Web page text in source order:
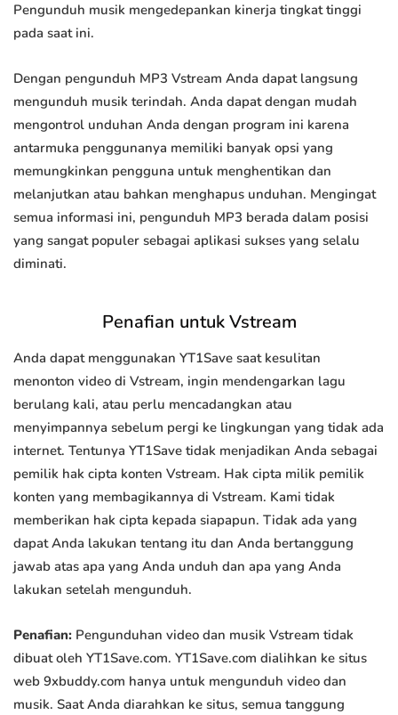
Pengunduh musik mengedepankan kinerja tingkat tinggi
pada saat ini.
Dengan pengunduh MP3 Vstream Anda dapat langsung
mengunduh musik terindah. Anda dapat dengan mudah
mengontrol unduhan Anda dengan program ini karena
antarmuka penggunanya memiliki banyak opsi yang
memungkinkan pengguna untuk menghentikan dan
melanjutkan atau bahkan menghapus unduhan. Mengingat
semua informasi ini, pengunduh MP3 berada dalam posisi
yang sangat populer sebagai aplikasi sukses yang selalu
diminati.
Penafian untuk Vstream
Anda dapat menggunakan YT1Save saat kesulitan
menonton video di Vstream, ingin mendengarkan lagu
berulang kali, atau perlu mencadangkan atau
menyimpannya sebelum pergi ke lingkungan yang tidak ada
internet. Tentunya YT1Save tidak menjadikan Anda sebagai
pemilik hak cipta konten Vstream. Hak cipta milik pemilik
konten yang membagikannya di Vstream. Kami tidak
memberikan hak cipta kepada siapapun. Tidak ada yang
dapat Anda lakukan tentang itu dan Anda bertanggung
jawab atas apa yang Anda unduh dan apa yang Anda
lakukan setelah mengunduh.
Penafian: Pengunduhan video dan musik Vstream tidak
dibuat oleh YT1Save.com. YT1Save.com dialihkan ke situs
web 9xbuddy.com hanya untuk mengunduh video dan
musik. Saat Anda diarahkan ke situs, semua tanggung